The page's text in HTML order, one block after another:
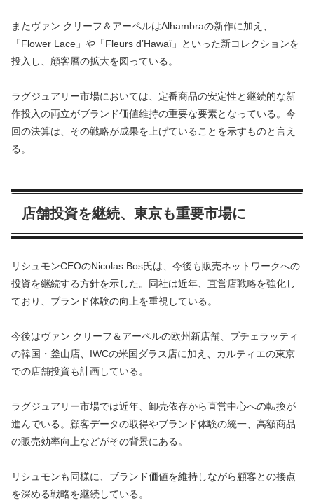
またヴァン クリーフ＆アーペルはAlhambraの新作に加え、
「Flower Lace」や「Fleurs d’Hawaï」といった新コレクションを
投入し、顧客層の拡大を図っている。
ラグジュアリー市場においては、定番商品の安定性と継続的な新
作投入の両立がブランド価値維持の重要な要素となっている。今
回の決算は、その戦略が成果を上げていることを示すものと言え
る。
店舗投資を継続、東京も重要市場に
リシュモンCEOのNicolas Bos氏は、今後も販売ネットワークへの
投資を継続する方針を示した。同社は近年、直営店戦略を強化し
ており、ブランド体験の向上を重視している。
今後はヴァン クリーフ＆アーペルの欧州新店舗、ブチェラッティ
の韓国・釜山店、IWCの米国ダラス店に加え、カルティエの東京
での店舗投資も計画している。
ラグジュアリー市場では近年、卸売依存から直営中心への転換が
進んでいる。顧客データの取得やブランド体験の統一、高額商品
の販売効率向上などがその背景にある。
リシュモンも同様に、ブランド価値を維持しながら顧客との接点
を深める戦略を継続している。